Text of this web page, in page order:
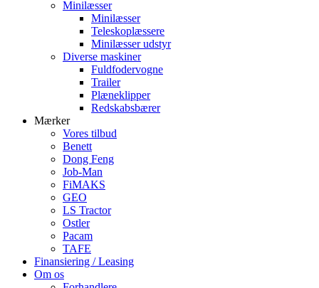
Minilæsser
Minilæsser
Teleskoplæssere
Minilæsser udstyr
Diverse maskiner
Fuldfodervogne
Trailer
Plæneklipper
Redskabsbærer
Mærker
Vores tilbud
Benett
Dong Feng
Job-Man
FiMAKS
GEO
LS Tractor
Ostler
Pacam
TAFE
Finansiering / Leasing
Om os